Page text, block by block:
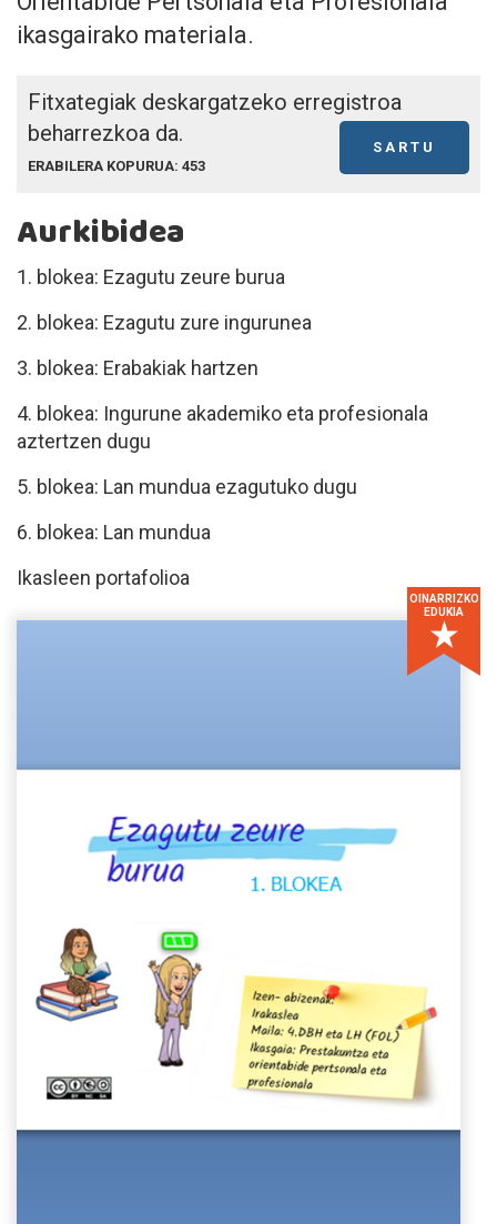
ikasgairako materiala.
Fitxategiak deskargatzeko erregistroa
beharrezkoa da.
SARTU
ERABILERA KOPURUA: 453
Aurkibidea
1. blokea: Ezagutu zeure burua
2. blokea: Ezagutu zure ingurunea
3. blokea: Erabakiak hartzen
4. blokea: Ingurune akademiko eta profesionala
aztertzen dugu
5. blokea: Lan mundua ezagutuko dugu
6. blokea: Lan mundua
Ikasleen portafolioa
OINARRIZKO
EDUKIA